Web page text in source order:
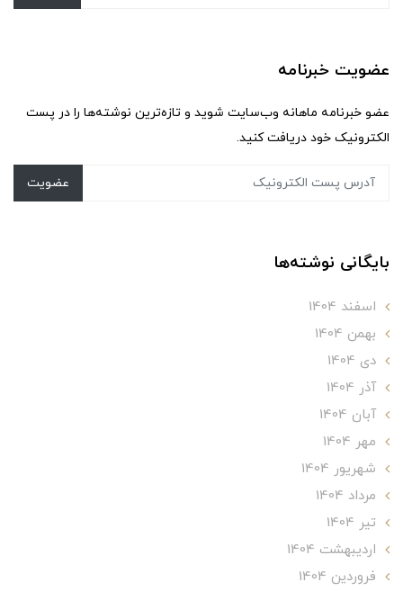
عضویت خبرنامه
عضو خبرنامه ماهانه وب‌سایت شوید و تازه‌ترین نوشته‌ها را در پست
الکترونیک خود دریافت کنید.
عضویت
بایگانی نوشته‌ها
اسفند 1404
بهمن 1404
دی 1404
آذر 1404
آبان 1404
مهر 1404
شهریور 1404
مرداد 1404
تير 1404
ارديبهشت 1404
فروردین 1404